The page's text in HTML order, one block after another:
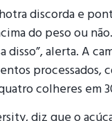
discorda e
do peso ou
alerta. A
processados,
colheres em